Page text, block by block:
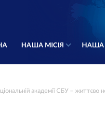
НАША МІСІЯ
академії СБУ – життєво